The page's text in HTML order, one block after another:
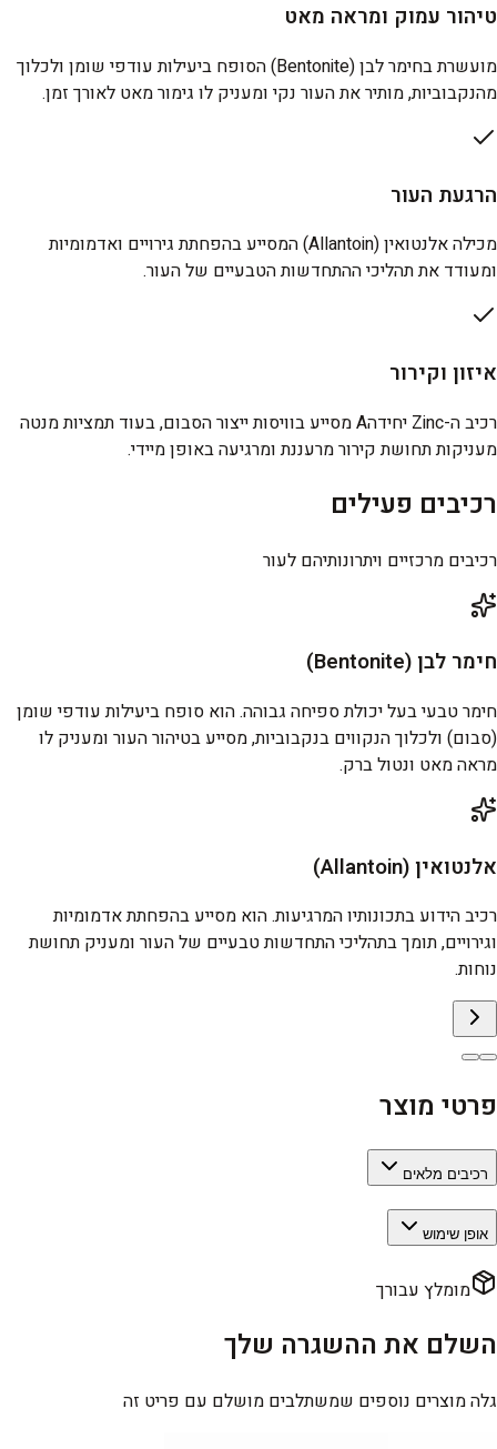
טיהור עמוק ומראה מאט
מועשרת בחימר לבן (Bentonite) הסופח ביעילות עודפי שומן ולכלוך
מהנקבוביות, מותיר את העור נקי ומעניק לו גימור מאט לאורך זמן.
הרגעת העור
מכילה אלנטואין (Allantoin) המסייע בהפחתת גירויים ואדמומיות
ומעודד את תהליכי ההתחדשות הטבעיים של העור.
איזון וקירור
רכיב ה-Zinc יחידהA מסייע בוויסות ייצור הסבום, בעוד תמציות מנטה
מעניקות תחושת קירור מרעננת ומרגיעה באופן מיידי.
רכיבים פעילים
רכיבים מרכזיים ויתרונותיהם לעור
חימר לבן (Bentonite)
חימר טבעי בעל יכולת ספיחה גבוהה. הוא סופח ביעילות עודפי שומן
(סבום) ולכלוך הנקווים בנקבוביות, מסייע בטיהור העור ומעניק לו
מראה מאט ונטול ברק.
אלנטואין (Allantoin)
רכיב הידוע בתכונותיו המרגיעות. הוא מסייע בהפחתת אדמומיות
וגירויים, תומך בתהליכי התחדשות טבעיים של העור ומעניק תחושת
נוחות.
פרטי מוצר
רכיבים מלאים
אופן שימוש
מומלץ עבורך
השלם את ההשגרה שלך
גלה מוצרים נוספים שמשתלבים מושלם עם פריט זה